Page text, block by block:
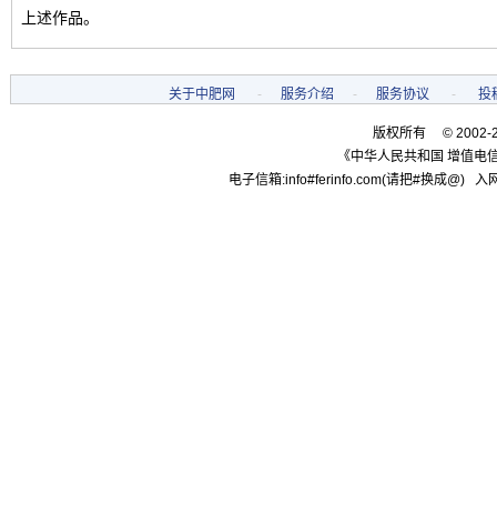
上述作品。
关于中肥网 - 服务介绍 - 服务协议 - 投
版权所有 © 2002-
《中华人民共和国 增值电
电子信箱:info#ferinfo.com(请把#换成@)